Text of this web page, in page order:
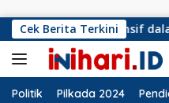
Cek Berita Terkini
dalam Aksi
Politik Pilkada 2024